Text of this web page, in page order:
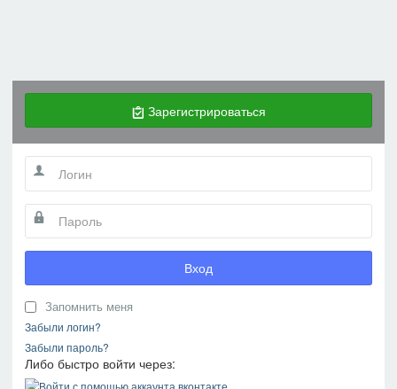
Зарегистрироваться
Вход
Запомнить меня
Забыли логин?
Забыли пароль?
Либо быстро войти через: